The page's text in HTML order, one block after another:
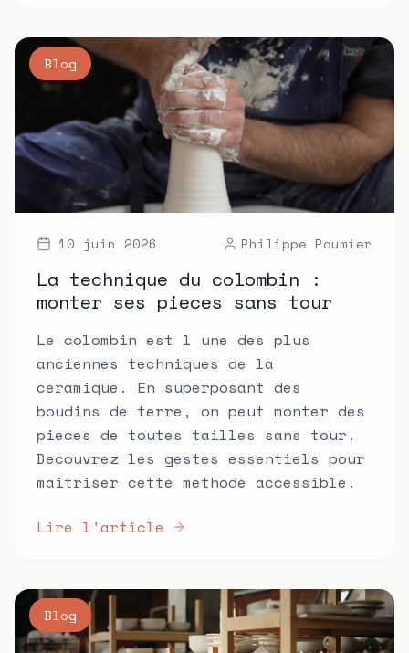
Blog
10 juin 2026 Philippe Paumier
La technique du colombin :
monter ses pieces sans tour
Le colombin est l une des plus
anciennes techniques de la
ceramique. En superposant des
boudins de terre, on peut monter des
pieces de toutes tailles sans tour.
Decouvrez les gestes essentiels pour
maitriser cette methode accessible.
Lire l'article
Blog